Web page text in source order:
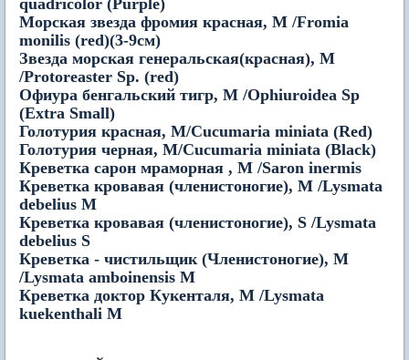
quadricolor (Purple)
Морская звезда фромия красная, М /Fromia
monilis (red)(3-9см)
Звезда морская генеральская(красная), М
/Protoreaster Sp. (red)
Офиура бенгальский тигр, M /Ophiuroidea Sp
(Extra Small)
Голотурия красная, M/Cucumaria miniata (Red)
Голотурия черная, M/Cucumaria miniata (Black)
Креветка сарон мраморная , М /Saron inermis
Креветка кровавая (членистоногие), M /Lysmata
debelius M
Креветка кровавая (членистоногие), S /Lysmata
debelius S
Креветка - чистильщик (Членистоногие), М
/Lysmata amboinensis M
Креветка доктор Кукенталя, M /Lysmata
kuekenthali M